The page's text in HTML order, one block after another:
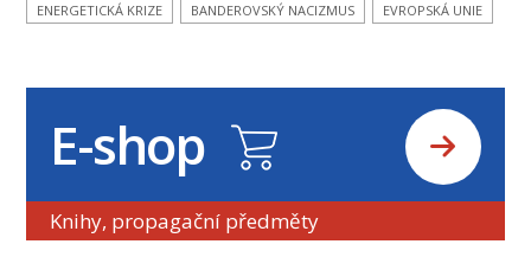
ENERGETICKÁ KRIZE
BANDEROVSKÝ NACIZMUS EVROPSKÁ UNIE
E-shop
Knihy, propagační předměty